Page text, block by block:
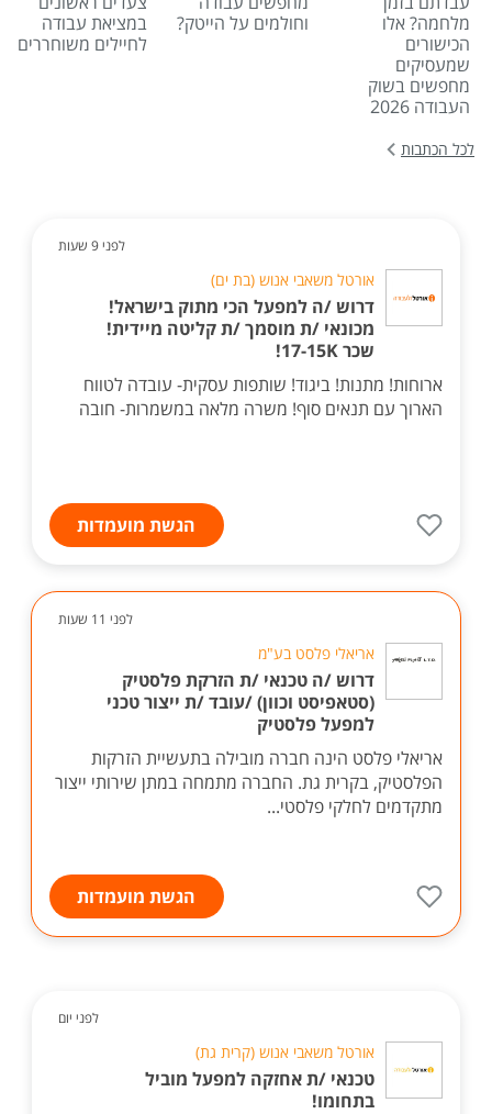
מלחמה? אלו
הכישורים
שמעסיקים
מחפשים בשוק
העבודה 2026
וחולמים על הייטק?
במציאת עבודה
לחיילים משוחררים
לכל הכתבות
לפני 9 שעות
אורטל משאבי אנוש (בת ים)
דרוש /ה למפעל הכי מתוק בישראל!
מכונאי /ת מוסמך /ת קליטה מיידית!
שכר 17-15K!
ארוחות! מתנות! ביגוד! שותפות עסקית- עובדה לטווח
הארוך עם תנאים סוף! משרה מלאה במשמרות- חובה
הגשת מועמדות
לפני 11 שעות
אריאלי פלסט בע"מ
דרוש /ה טכנאי /ת הזרקת פלסטיק
(סטאפיסט וכוון) /עובד /ת ייצור טכני
למפעל פלסטיק
אריאלי פלסט הינה חברה מובילה בתעשיית הזרקות
הפלסטיק, בקרית גת. החברה מתמחה במתן שירותי ייצור
מתקדמים לחלקי פלסטי...
הגשת מועמדות
לפני יום
אורטל משאבי אנוש (קרית גת)
טכנאי /ת אחזקה למפעל מוביל
בתחומו!